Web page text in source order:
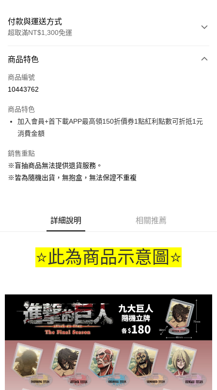
付款與運送方式
超取滿NT$1,300免運
信用卡一次付款
超商取貨付款
Apple Pay
悠遊付
Google Pay
ATM付款
全家取貨付款
付款後全家取貨
每筆NT$9,999
7-11取貨付款
每筆NT$65，滿NT$1,300(含以上)免運費
付款後7-11取貨
每筆NT$65，滿NT$1,300(含以上)免運費
宅配-木棉花樂園專用
商品特色
商品編號
10443762
商品特色
加入會員+首下載APP最高領150折價券1點紅利點數可折抵1元
消費金額
銷售重點
※盲抽商品無法提供退貨服務。
※皆為隨機出貨，無抱盒，無法保證不重複
詳細說明 相關推薦
⭐此為商品示意圖⭐